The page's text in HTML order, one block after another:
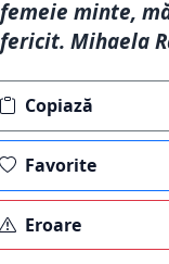
femeie minte,
fericit. Mihaela
Copiază
Favorite
Eroare